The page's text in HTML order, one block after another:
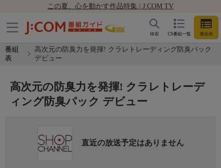
この夏、心を動かす作品特集 | J:COM TV
CS番組一覧 番組表
検索
番組
表
高次元の防臭力を発揮! クラレトレーディング防臭パック
デビュー
高次元の防臭力を発揮! クラレトレーデ
ィング防臭パック デビュー
直近の放送予定はありません